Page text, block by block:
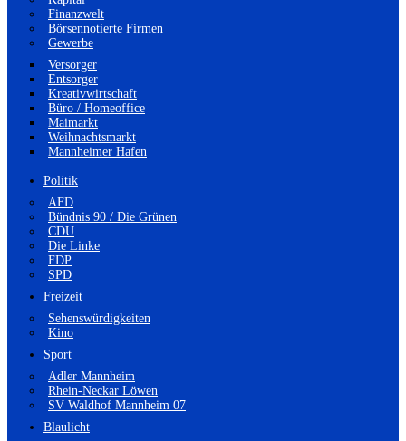
Finanzwelt
Börsennotierte Firmen
Gewerbe
Versorger
Entsorger
Kreativwirtschaft
Büro / Homeoffice
Maimarkt
Weihnachtsmarkt
Mannheimer Hafen
Politik
AFD
Bündnis 90 / Die Grünen
CDU
Die Linke
FDP
SPD
Freizeit
Sehenswürdigkeiten
Kino
Sport
Adler Mannheim
Rhein-Neckar Löwen
SV Waldhof Mannheim 07
Blaulicht